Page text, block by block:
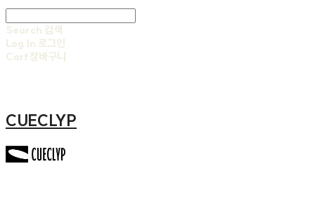
Search 검색
Log In 로그인
Cart장바구니
CUECLYP